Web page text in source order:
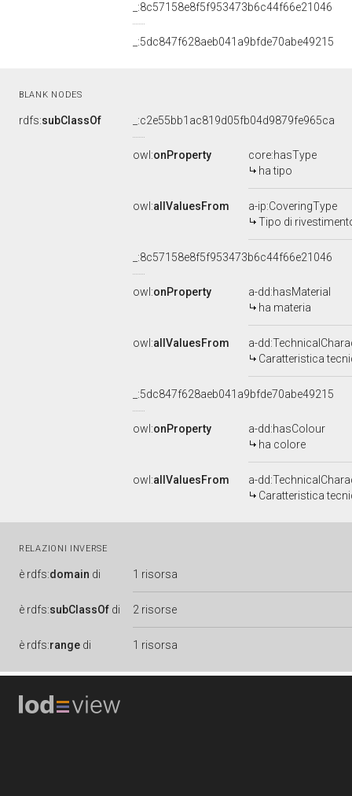
_:8c57158e8f5f953473b6c44f66e21046
_:5dc847f628aeb041a9bfde70abe49215
BLANK NODES
rdfs:subClassOf _:c2e55bb1ac819d05fb04d9879fe965ca
owl:onProperty
core:hasType
ha tipo
owl:allValuesFrom
a-ip:CoveringType
Tipo di
_:8c57158e8f5f953473b6c44f66e21046
owl:onProperty
a-dd:hasMaterial
ha materia
owl:allValuesFrom
a-
Caratteristica
_:5dc847f628aeb041a9bfde70abe49215
owl:onProperty
a-dd:hasColour
ha colore
owl:allValuesFrom
a-
Caratteristica
RELAZIONI INVERSE
è rdfs:domain di 1 risorsa
è rdfs:subClassOf di 2 risorse
è rdfs:range di 1 risorsa